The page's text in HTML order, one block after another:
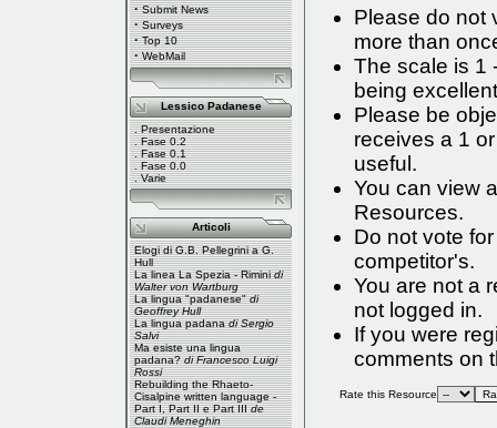
· Submit News
· Surveys
· Top 10
· WebMail
Lessico Padanese
.Presentazione
.Fase 0.2
.Fase 0.1
.Fase 0.0
.Varie
Articoli
Elogi di G.B. Pellegrini a G.
Hull
La linea La Spezia - Rimini di
Walter von Wartburg
La lingua "padanese" di
Geoffrey Hull
La lingua padana di Sergio
Salvi
Ma esiste una lingua
padana? di Francesco Luigi
Rossi
Rebuilding the Rhaeto-
Cisalpine written language -
Part I,Part IIePart III de
Claudi Meneghin
Please do not
more than
The scale is 1
being
Please be
receives a 1
useful.
You can view
Resources.
Do not vote
competitor's.
You are not a
not logged in.
If you were
comments on
Rate this Resource